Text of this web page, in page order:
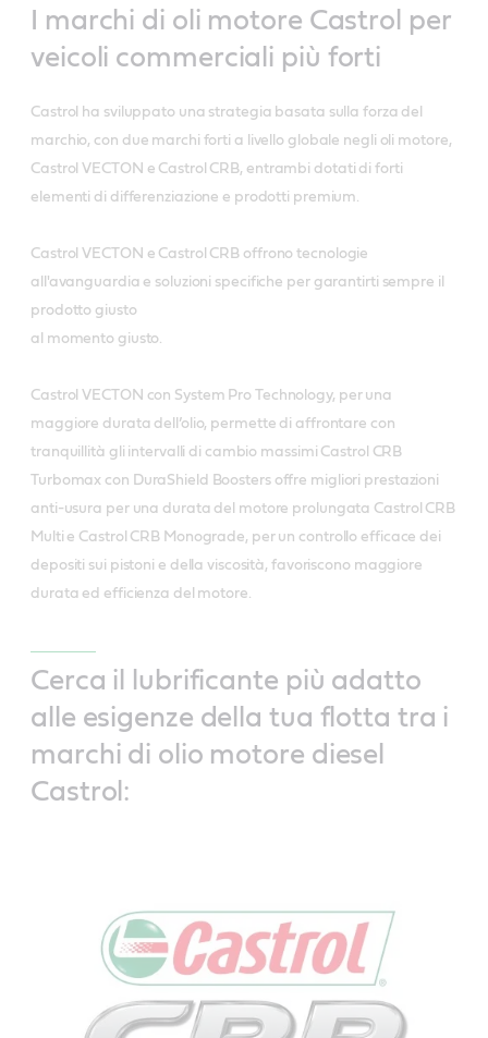
I marchi di oli motore Castrol per
veicoli commerciali più forti
Castrol ha sviluppato una strategia basata sulla forza del
marchio, con due marchi forti a livello globale negli oli motore,
Castrol VECTON e Castrol CRB, entrambi dotati di forti
elementi di differenziazione e prodotti premium.
Castrol VECTON e Castrol CRB offrono tecnologie
all'avanguardia e soluzioni specifiche per garantirti sempre il
prodotto giusto
al momento giusto.
Castrol VECTON con System Pro Technology, per una
maggiore durata dell’olio, permette di affrontare con
tranquillità gli intervalli di cambio massimi Castrol CRB
Turbomax con DuraShield Boosters offre migliori prestazioni
anti-usura per una durata del motore prolungata Castrol CRB
Multi e Castrol CRB Monograde, per un controllo efficace dei
depositi sui pistoni e della viscosità, favoriscono maggiore
durata ed efficienza del motore.
Cerca il lubrificante più adatto
alle esigenze della tua flotta tra i
marchi di olio motore diesel
Castrol: